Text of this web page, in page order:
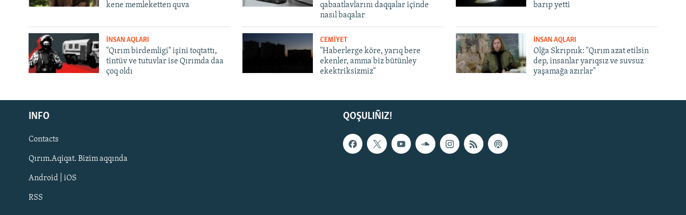
Русский
Українською
QOŞULIÑIZ!
kene memleketten quva
qabaatlavlarını daqqalar içinde
nasıl baqalar
barıp yetti
İNSAN AQLARI
"Qırım birdemligi" işini toqtattı,
tintüv ve tutuvlar ise Qırımda daa
çoq oldı
CEMİYET
"Haberlerge köre, yarıq bere
ekenler, amma biz bütünley
ekektriksizmiz"
İNSAN AQLARI
Olğa Skrıpnık: "Qırım azat etilsin
dep, insanlar yarıqsız ve suvsuz
yaşamağa azırlar"
QOŞULIÑIZ!
INFO
Contacts
Qırım.Aqiqat. Bizim aqqında
Android | iOS
RSS